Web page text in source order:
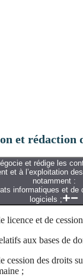
et rédaction
et rédige les
et à l’exploitation
notamment :
informatiques et de
logiciels ;
licence et de
aux bases de
cession des droits
;